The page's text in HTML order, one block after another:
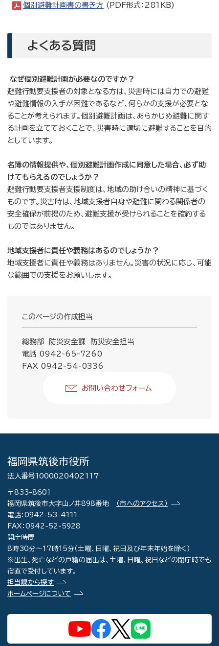
個別避難計画書の書き方 (PDF形式：281KB)
よくある質問
なぜ個別避難計画が必要なのですか？
避難行動要支援者の対象となる方は、災害時には自力での避難
や避難情報の入手が困難であるなど、何らかの支援が必要とな
ることが考えられます。個別避難計画は、あらかじめ避難に関す
る計画を立てておくことで、災害時に適切に避難することを目的
としています。
名簿の情報提供や、個別避難計画作成に同意した場合、必ず助
けてもらえるのでしょうか？
避難行動要支援者支援制度は、地域の助け合いの精神に基づく
ものです。災害時は、地域支援者自身や避難に関わる関係者の
安全確保が前提のため、避難支援が受けられることを確約する
ものではありません。
地域支援者に責任や義務はあるのでしょうか？
地域支援者に責任や義務はありません。災害の状況に応じ、可能
な範囲での支援をお願いします。
このページの作成担当
総務部 防災安全課 防災安全担当
電話 0942-65-7260
FAX 0942-54-0336
お問い合わせフォーム
福岡県筑後市役所
法人番号1000020402117
〒833-8601
福岡県筑後市大字山ノ井898番地
（市へのアクセス）
電話：0942-53-4111
FAX：0942-52-5928
開庁時間
8時30分～17時15分（土曜、日曜、祝日及び年末年始を除く）
※出生、死亡などの戸籍の届出は、土曜、日曜、祝日などの閉庁時でも
宿直で受付しています。
担当課から探す
ホームページについて